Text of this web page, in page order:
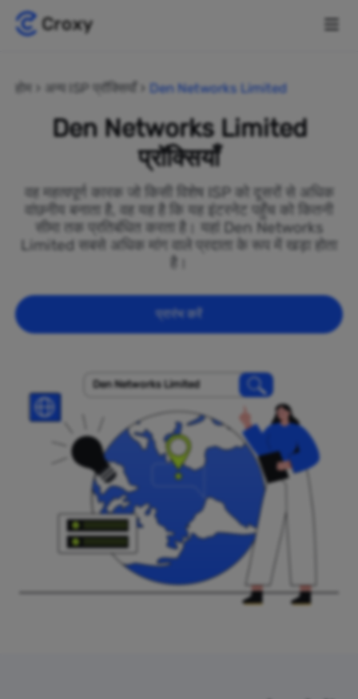
होम अन्य ISP प्रॉक्सियाँ Den Networks Limited
Den Networks Limited
प्रॉक्सियाँ
वह महत्वपूर्ण कारक जो किसी विशेष ISP को दूसरों से अधिक
वांछनीय बनाता है, वह यह है कि यह इंटरनेट पहुँच को कितनी
सीमा तक प्रतिबंधित करता है। यहां Den Networks
Limited सबसे अधिक मांग वाले प्रदाता के रूप में खड़ा होता
प्रारंभ करें
Den Networks Limited